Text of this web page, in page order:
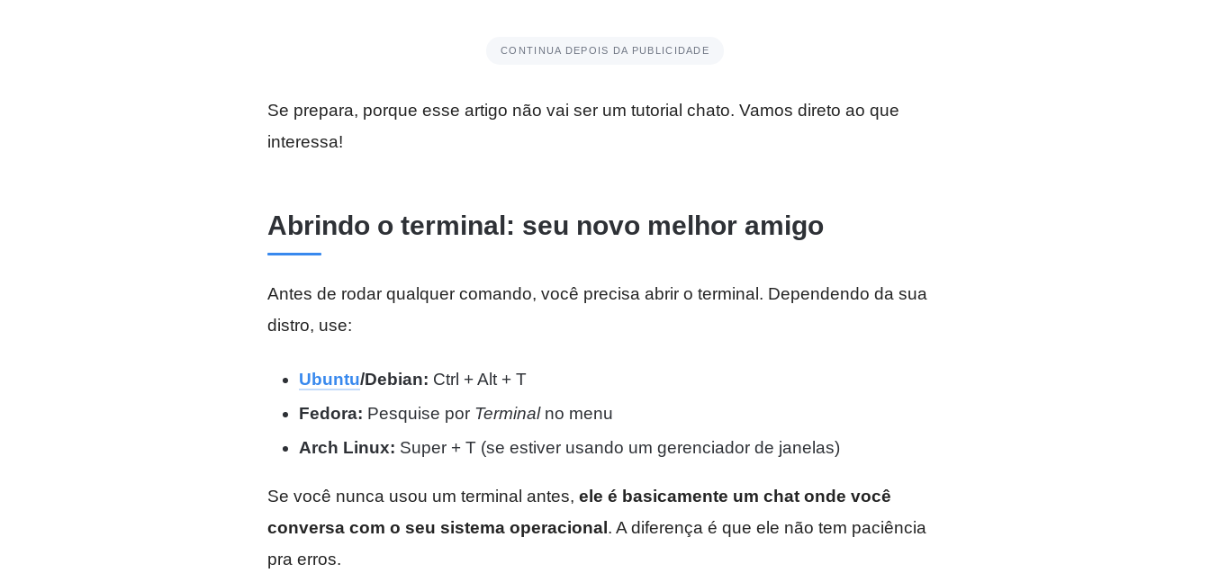
CONTINUA DEPOIS DA PUBLICIDADE
Se prepara, porque esse artigo não vai ser um tutorial chato. Vamos direto ao que
interessa!
Abrindo o terminal: seu novo melhor amigo
Antes de rodar qualquer comando, você precisa abrir o terminal. Dependendo da sua
distro, use:
Ubuntu/Debian: Ctrl + Alt + T
Fedora: Pesquise por Terminalno menu
Arch Linux: Super + T (se estiver usando um gerenciador de janelas)
Se você nunca usou um terminal antes, ele é basicamente um chat onde você
conversa com o seu sistema operacional . A diferença é que ele não tem paciência
pra erros.